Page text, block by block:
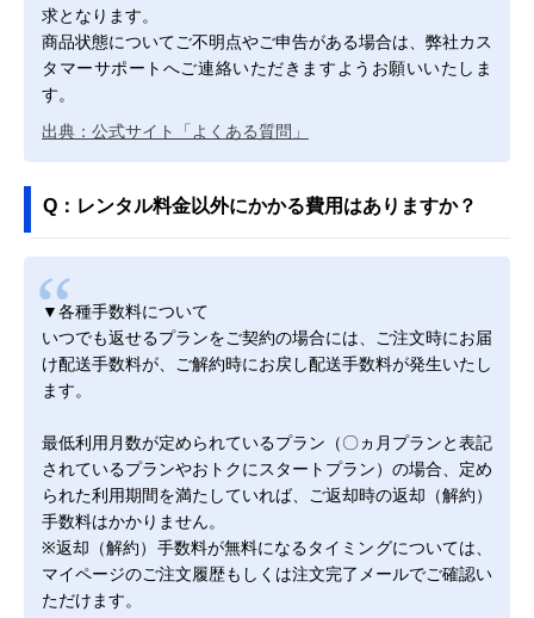
求となります。
商品状態についてご不明点やご申告がある場合は、弊社カス
タマーサポートへご連絡いただきますようお願いいたしま
す。
出典：公式サイト「よくある質問」
Q：レンタル料金以外にかかる費用はありますか？
▼各種手数料について
いつでも返せるプランをご契約の場合には、ご注文時にお届
け配送手数料が、ご解約時にお戻し配送手数料が発生いたし
ます。
最低利用月数が定められているプラン（〇ヵ月プランと表記
されているプランやおトクにスタートプラン）の場合、定め
られた利用期間を満たしていれば、ご返却時の返却（解約）
手数料はかかりません。
※返却（解約）手数料が無料になるタイミングについては、
マイページのご注文履歴もしくは注文完了メールでご確認い
ただけます。